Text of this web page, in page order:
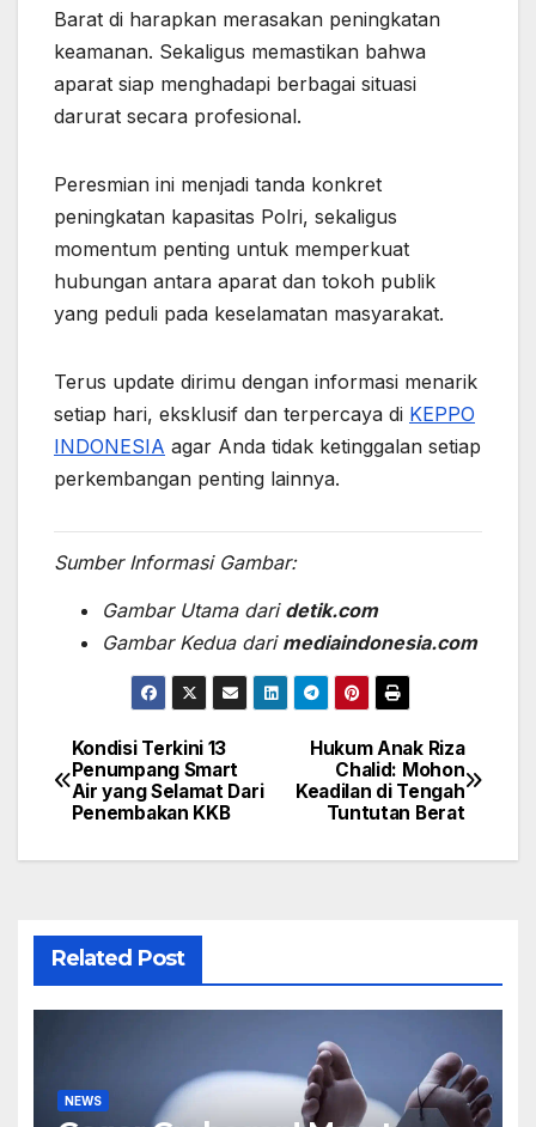
Barat di harapkan merasakan peningkatan
keamanan. Sekaligus memastikan bahwa
aparat siap menghadapi berbagai situasi
darurat secara profesional.
Peresmian ini menjadi tanda konkret
peningkatan kapasitas Polri, sekaligus
momentum penting untuk memperkuat
hubungan antara aparat dan tokoh publik
yang peduli pada keselamatan masyarakat.
Terus update dirimu dengan informasi menarik
setiap hari, eksklusif dan terpercaya di KEPPO
INDONESIA agar Anda tidak ketinggalan setiap
perkembangan penting lainnya.
Sumber Informasi Gambar:
Gambar Utama dari detik.com
Gambar Kedua dari mediaindonesia.com
Post
navigation
Hukum Anak Riza
Chalid: Mohon
Keadilan di Tengah
Tuntutan Berat
Kondisi Terkini 13
Penumpang Smart
Air yang Selamat Dari
Penembakan KKB
Related Post
NEWS